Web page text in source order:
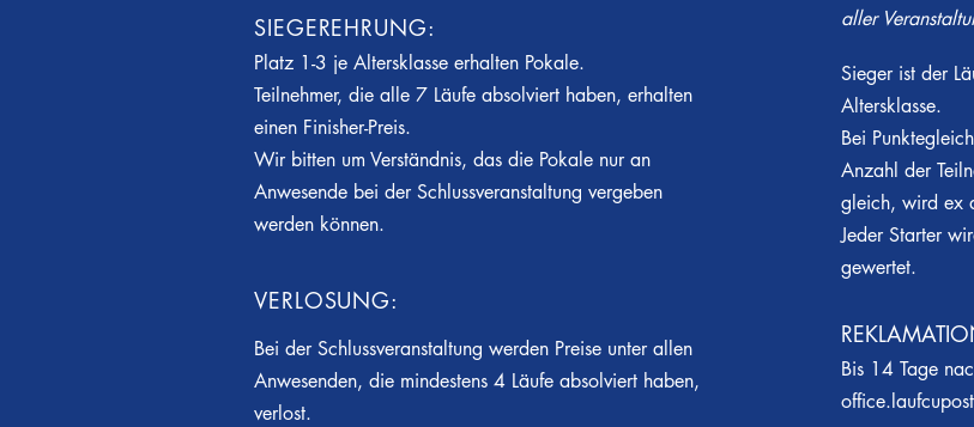
SIEGEREHRUNG:
Platz 1-3 je Altersklasse erhalten Pokale.
Teilnehmer, die alle 7 Läufe absolviert haben, erhalten
einen Finisher-Preis.
Wir bitten um Verständnis, das die Pokale nur an
Anwesende bei der Schlussveranstaltung vergeben
werden können.
VERLOSUNG:
Bei der Schlussveranstaltung werden Preise unter allen
Anwesenden, die mindestens 4 Läufe absolviert haben,
verlost.
aller V
Sieger ist der
Altersklasse.
Bei
Anzahl der
gleich, wird ex
Jeder Starter
gewertet.
Bis 14 Tage